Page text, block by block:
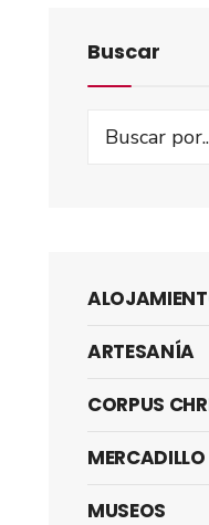
Buscar
ARTESANÍA
CORPUS
MERCADILLO
MUSEOS